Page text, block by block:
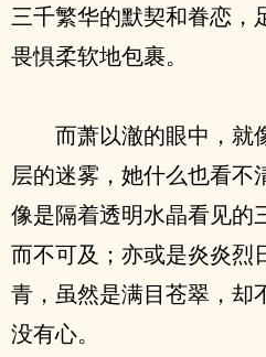
三千繁华的默契和眷恋，
畏惧柔软地包裹。
而萧以澈的眼中，就
层的迷雾，她什么也看不
像是隔着透明水晶看见的
而不可及；亦或是炎炎烈
青，虽然是满目苍翠，却
没有心。